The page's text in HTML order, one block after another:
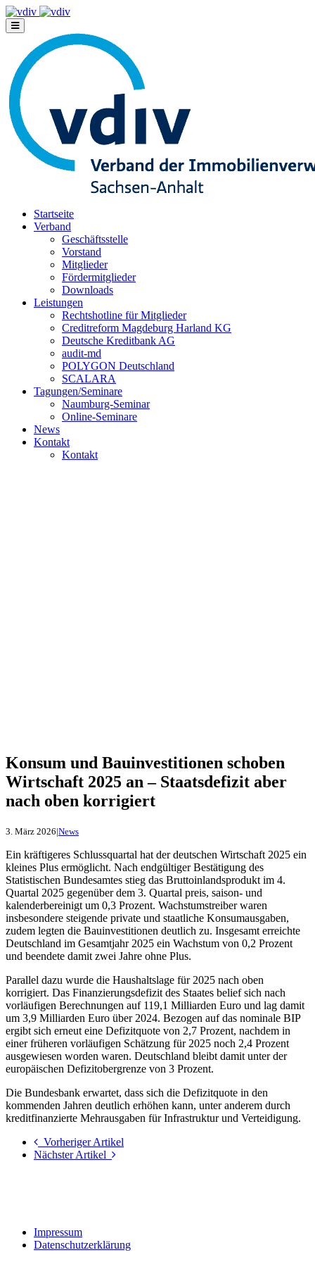
Startseite
Verband
Geschäftsstelle
Vorstand
Mitglieder
Fördermitglieder
Downloads
Leistungen
Rechtshotline für Mitglieder
Creditreform Magdeburg Harland KG
Deutsche Kreditbank AG
audit-md
POLYGON Deutschland
SCALARA
Tagungen/Seminare
Naumburg-Seminar
Online-Seminare
News
Kontakt
Kontakt
Konsum und Bauinvestitionen schoben
Wirtschaft 2025 an – Staatsdefizit aber
nach oben korrigiert
3. März 2026|News
Ein kräftigeres Schlussquartal hat der deutschen Wirtschaft 2025 ein
kleines Plus ermöglicht. Nach endgültiger Bestätigung des
Statistischen Bundesamtes stieg das Bruttoinlandsprodukt im 4.
Quartal 2025 gegenüber dem 3. Quartal preis, saison- und
kalenderbereinigt um 0,3 Prozent. Wachstumstreiber waren
insbesondere steigende private und staatliche Konsumausgaben,
zudem legten die Bauinvestitionen deutlich zu. Insgesamt erreichte
Deutschland im Gesamtjahr 2025 ein Wachstum von 0,2 Prozent
und beendete damit zwei Jahre ohne Plus.
Parallel dazu wurde die Haushaltslage für 2025 nach oben
korrigiert. Das Finanzierungsdefizit des Staates belief sich nach
vorläufigen Berechnungen auf 119,1 Milliarden Euro und lag damit
um 3,9 Milliarden Euro über 2024. Bezogen auf das nominale BIP
ergibt sich erneut eine Defizitquote von 2,7 Prozent, nachdem in
einer früheren vorläufigen Schätzung für 2025 noch 2,4 Prozent
ausgewiesen worden waren. Deutschland bleibt damit unter der
europäischen Defizitobergrenze von 3 Prozent.
Die Bundesbank erwartet, dass sich die Defizitquote in den
kommenden Jahren deutlich erhöhen kann, unter anderem durch
kreditfinanzierte Mehrausgaben für Infrastruktur und Verteidigung.
Vorheriger Artikel
Nächster Artikel
Impressum
Datenschutzerklärung